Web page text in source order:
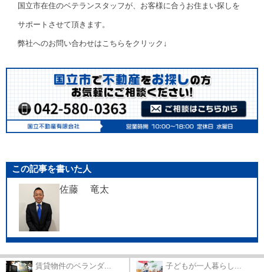
国立市在住のベテランスタッフが、お客様に合うお住まい探しを
サポートさせて頂きます。
弊社へのお問い合わせはこちらをクリック↓
この記事を書いた人
佐藤 竜太
賃貸物件のベランダ... 子どもが一人暮らし...